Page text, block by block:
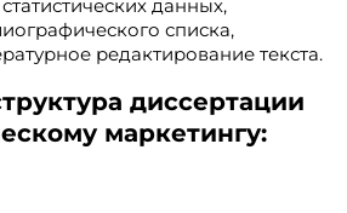
данных,
списка,
редактирование текста.
диссертации
маркетингу: